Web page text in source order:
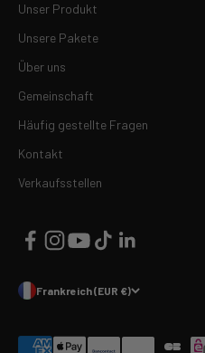
Unser Produkt
Unsere Pakete
Über uns
Gemeinschaft
Häufig gestellte Fragen
Kontakt
Verkaufsstellen
Frankreich (EUR €)